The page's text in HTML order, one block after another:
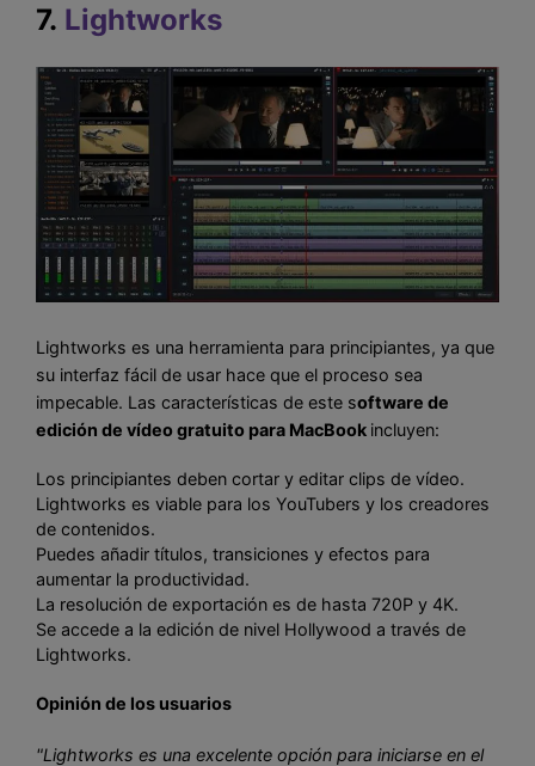
7. Lightworks
Lightworks es una herramienta para principiantes, ya que
su interfaz fácil de usar hace que el proceso sea
impecable. Las características de este software de
edición de vídeo gratuito para MacBook incluyen:
Los principiantes deben cortar y editar clips de vídeo.
Lightworks es viable para los YouTubers y los creadores
de contenidos.
Puedes añadir títulos, transiciones y efectos para
aumentar la productividad.
La resolución de exportación es de hasta 720P y 4K.
Se accede a la edición de nivel Hollywood a través de
Lightworks.
Opinión de los usuarios
"Lightworks es una excelente opción para iniciarse en el